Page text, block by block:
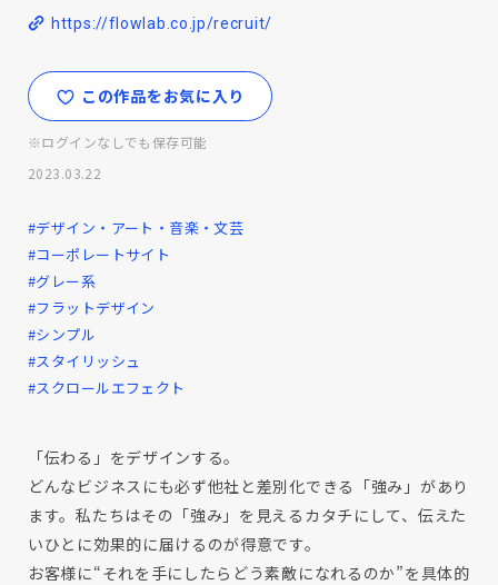
https://flowlab.co.jp/recruit/
この作品をお気に入り
※ログインなしでも保存可能
2023.03.22
#デザイン・アート・音楽・文芸
#コーポレートサイト
#グレー系
#フラットデザイン
#シンプル
#スタイリッシュ
#スクロールエフェクト
「伝わる」をデザインする。
どんなビジネスにも必ず他社と差別化できる「強み」があり
ます。私たちはその「強み」を見えるカタチにして、伝えた
いひとに効果的に届けるのが得意です。
お客様に“それを手にしたらどう素敵になれるのか”を具体的